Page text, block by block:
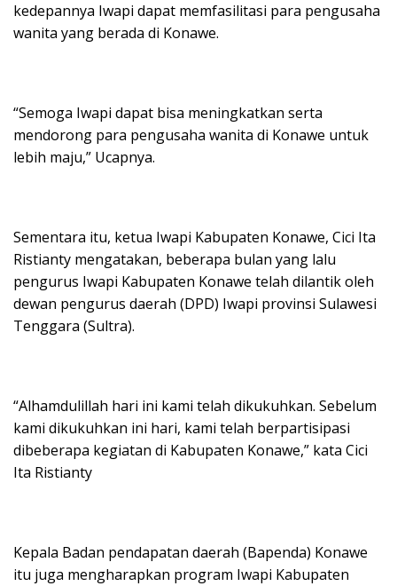
kedepannya Iwapi dapat memfasilitasi para pengusaha
wanita yang berada di Konawe.
“Semoga Iwapi dapat bisa meningkatkan serta
mendorong para pengusaha wanita di Konawe untuk
lebih maju,” Ucapnya.
Sementara itu, ketua Iwapi Kabupaten Konawe, Cici Ita
Ristianty mengatakan, beberapa bulan yang lalu
pengurus Iwapi Kabupaten Konawe telah dilantik oleh
dewan pengurus daerah (DPD) Iwapi provinsi Sulawesi
Tenggara (Sultra).
“Alhamdulillah hari ini kami telah dikukuhkan. Sebelum
kami dikukuhkan ini hari, kami telah berpartisipasi
dibeberapa kegiatan di Kabupaten Konawe,” kata Cici
Ita Ristianty
Kepala Badan pendapatan daerah (Bapenda) Konawe
itu juga mengharapkan program Iwapi Kabupaten